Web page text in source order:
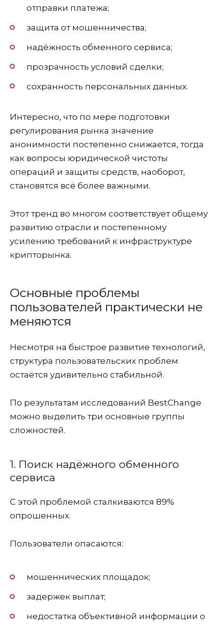
отправки платежа;
защита от мошенничества;
надёжность обменного сервиса;
прозрачность условий сделки;
сохранность персональных данных.
Интересно, что по мере подготовки
регулирования рынка значение
анонимности постепенно снижается, тогда
как вопросы юридической чистоты
операций и защиты средств, наоборот,
становятся всё более важными.
Этот тренд во многом соответствует общему
развитию отрасли и постепенному
усилению требований к инфраструктуре
крипторынка.
Основные проблемы
пользователей практически не
меняются
Несмотря на быстрое развитие технологий,
структура пользовательских проблем
остаётся удивительно стабильной.
По результатам исследований BestChange
можно выделить три основные группы
сложностей.
1. Поиск надёжного обменного
сервиса
С этой проблемой сталкиваются 89%
опрошенных.
Пользователи опасаются:
мошеннических площадок;
задержек выплат;
недостатка объективной информации о